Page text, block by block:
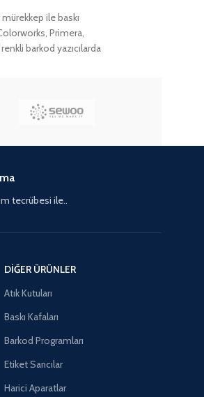
ile baskı
Primera,
barkod yazıcılarda
tecrübesi ile..
DIĞER ÜRÜNLER
Atık Kutuları
Baskı Kafaları
Barkod Programları
Etiket Sarıcılar
Harici Aparatlar